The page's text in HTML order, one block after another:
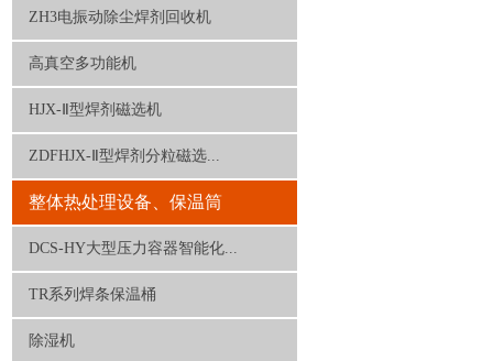
ZH3电振动除尘焊剂回收机
高真空多功能机
HJX-Ⅱ型焊剂磁选机
ZDFHJX-Ⅱ型焊剂分粒磁选...
整体热处理设备、保温筒
DCS-HY大型压力容器智能化...
TR系列焊条保温桶
除湿机